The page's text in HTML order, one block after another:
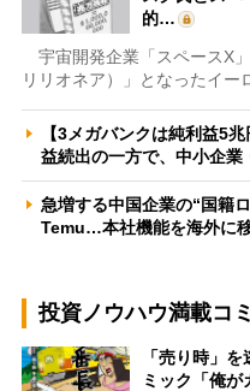
的…
宇宙開発企業「スペースX
リリオネア）」となったイー
【3メガバンクは純利益5
益続出の一方で、中小企
急増する中国企業の“国籍
Temu…本社機能を海外に
投資ノウハウ満載コ
「売り時」
ミック「俺が